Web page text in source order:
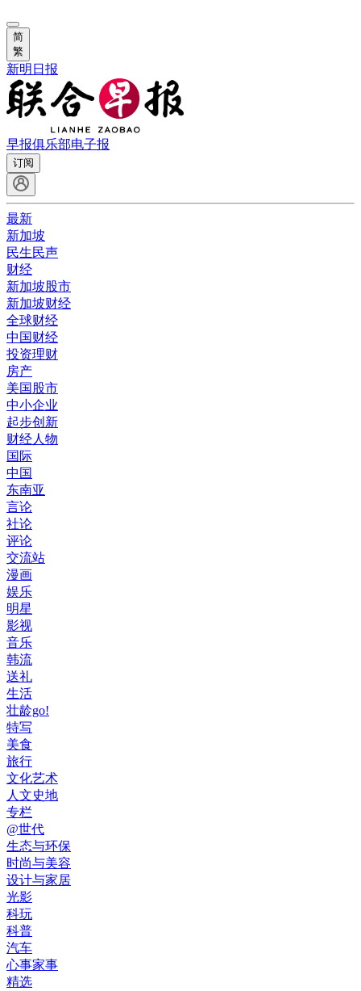
简
繁
新明日报
早报俱乐部电子报
订阅
最新
新加坡
民生民声
财经
新加坡股市
新加坡财经
全球财经
中国财经
投资理财
房产
美国股市
中小企业
起步创新
财经人物
国际
中国
东南亚
言论
社论
评论
交流站
漫画
娱乐
明星
影视
音乐
韩流
送礼
生活
壮龄go!
特写
美食
旅行
文化艺术
人文史地
专栏
@世代
生态与环保
时尚与美容
设计与家居
光影
科玩
科普
汽车
心事家事
精选